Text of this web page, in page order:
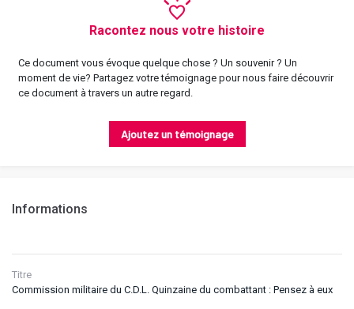
Informations
Titre
Commission militaire du C.D.L. Quinzaine du combattant : Pensez à eux
Racontez nous votre histoire
Ce document vous évoque quelque chose ? Un souvenir ? Un
moment de vie? Partagez votre témoignage pour nous faire découvrir
ce document à travers un autre regard.
Ajoutez un témoignage